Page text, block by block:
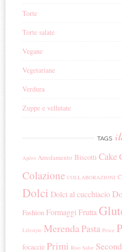
Torte
Torte salate
Vegane
Vegetariane
Verdura
Zuppe e vellutate
TAGS
Apéro Arredamento Biscotti Cake
Colazione COLLABORAZIONI
Dolci Dolci al cucchiacio
Fashion Formaggi Frutta
Lifestyle MerendaPasta Pesce
focaccie Primi Riso Salse